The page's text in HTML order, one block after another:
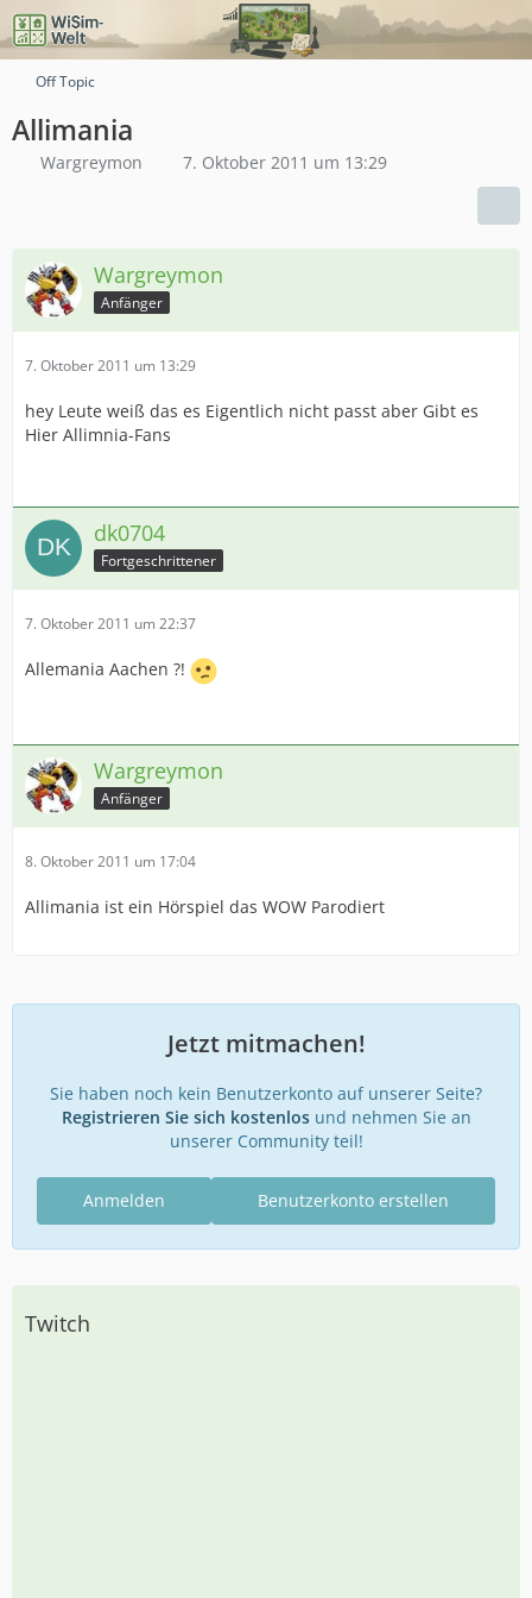
Off Topic
Allimania
Wargreymon 7. Oktober 2011 um 13:29
Wargreymon
Anfänger
7. Oktober 2011 um 13:29
hey Leute weiß das es Eigentlich nicht passt aber Gibt es
Hier Allimnia-Fans
dk0704
Fortgeschrittener
7. Oktober 2011 um 22:37
Allemania Aachen ?!
Wargreymon
Anfänger
8. Oktober 2011 um 17:04
Allimania ist ein Hörspiel das WOW Parodiert
Jetzt mitmachen!
Sie haben noch kein Benutzerkonto auf unserer Seite?
Registrieren Sie sich kostenlosund nehmen Sie an
unserer Community teil!
Benutzerkonto erstellen
Anmelden
Twitch